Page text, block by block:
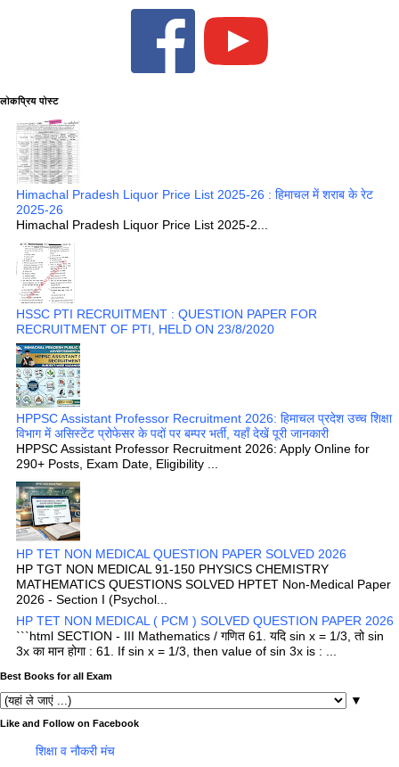
लोकप्रिय पोस्ट
Himachal Pradesh Liquor Price List 2025-26 : हिमाचल में शराब के रेट
2025-26
Himachal Pradesh Liquor Price List 2025-2...
HSSC PTI RECRUITMENT : QUESTION PAPER FOR
RECRUITMENT OF PTI, HELD ON 23/8/2020
HPPSC Assistant Professor Recruitment 2026: हिमाचल प्रदेश उच्च शिक्षा
विभाग में असिस्टेंट प्रोफेसर के पदों पर बम्पर भर्ती, यहाँ देखें पूरी जानकारी
HPPSC Assistant Professor Recruitment 2026: Apply Online for
290+ Posts, Exam Date, Eligibility ...
HP TET NON MEDICAL QUESTION PAPER SOLVED 2026
HP TGT NON MEDICAL 91-150 PHYSICS CHEMISTRY
MATHEMATICS QUESTIONS SOLVED HPTET Non-Medical Paper
2026 - Section I (Psychol...
HP TET NON MEDICAL ( PCM ) SOLVED QUESTION PAPER 2026
```html SECTION - III Mathematics / गणित 61. यदि sin x = 1/3, तो sin
3x का मान होगा : 61. If sin x = 1/3, then value of sin 3x is : ...
Best Books for all Exam
▼
Like and Follow on Facebook
शिक्षा व नौकरी मंच